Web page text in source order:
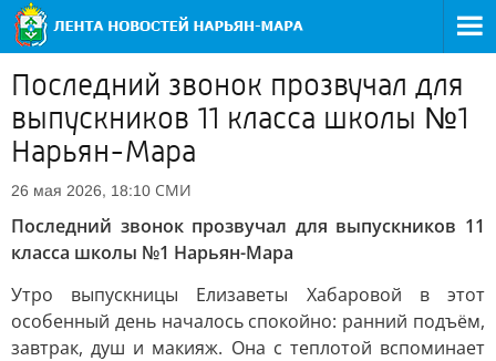
Последний звонок прозвучал для
выпускников 11 класса школы №1
Нарьян-Мара
26 мая 2026, 18:10 СМИ
Последний звонок прозвучал для выпускников 11
класса школы №1 Нарьян-Мара
Утро выпускницы Елизаветы Хабаровой в этот
особенный день началось спокойно: ранний подъём,
завтрак, душ и макияж. Она с теплотой вспоминает